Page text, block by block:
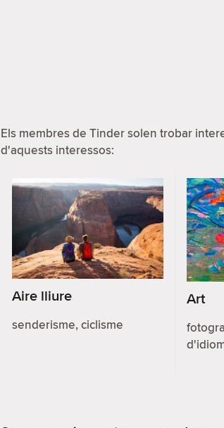
Els membres de Tinder solen trobar
d'aquests interessos:
Aire lliure
senderisme, ciclisme
Art